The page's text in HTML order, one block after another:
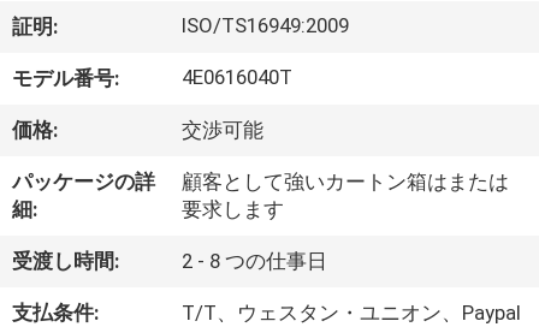
ト
私
に
つ
い
証明: ISO/TS16949:2009
モデル番号: 4E0616040T
価格: 交渉可能
パッケージの詳
細:
顧客として強いカートン箱はまたは
要求します
受渡し時間: 2 - 8 つの仕事日
支払条件:
T/T、ウェスタン・ユニオン、Paypal